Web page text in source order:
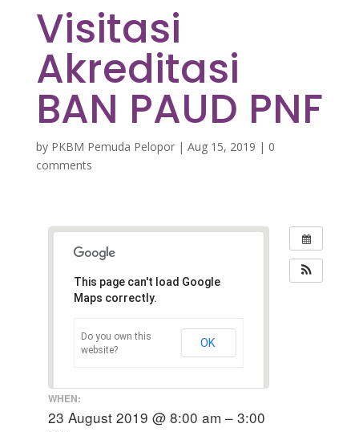
Visitasi
Akreditasi
BAN PAUD PNF
by PKBM Pemuda Pelopor| Aug 15, 2019 | 0
comments
This page can't load Google
Maps correctly.
Do you own this
website?
OK
WHEN:
23 August 2019 @ 8:00 am – 3:00